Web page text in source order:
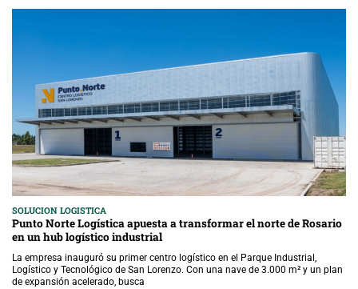
SOLUCION LOGISTICA
Punto Norte Logística apuesta a transformar el norte de Rosario
en un hub logístico industrial
La empresa inauguró su primer centro logístico en el Parque Industrial,
Logístico y Tecnológico de San Lorenzo. Con una nave de 3.000 m² y un plan
de expansión acelerado, busca